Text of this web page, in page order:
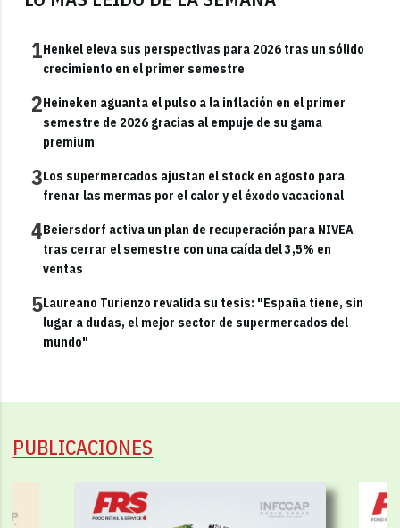
1Henkel eleva sus perspectivas para 2026 tras un sólido
crecimiento en el primer semestre
2Heineken aguanta el pulso a la inflación en el primer
semestre de 2026 gracias al empuje de su gama
premium
3Los supermercados ajustan el stock en agosto para
frenar las mermas por el calor y el éxodo vacacional
4Beiersdorf activa un plan de recuperación para NIVEA
tras cerrar el semestre con una caída del 3,5% en
ventas
5Laureano Turienzo revalida su tesis: "España tiene, sin
lugar a dudas, el mejor sector de supermercados del
mundo"
PUBLICACIONES